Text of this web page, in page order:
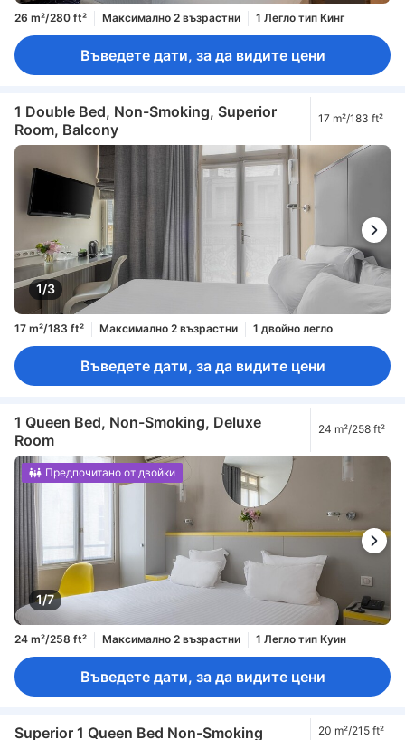
26 m²/280 ft² Максимално 2 възрастни 1 Легло тип Кинг
Въведете дати, за да видите цени
1 Double Bed, Non-Smoking, Superior
Room, Balcony
17 m²/183 ft²
1/3
17 m²/183 ft² Максимално 2 възрастни 1 двойно легло
Въведете дати, за да видите цени
1 Queen Bed, Non-Smoking, Deluxe
Room
24 m²/258 ft²
1/7
Предпочитано от двойки
24 m²/258 ft² Максимално 2 възрастни 1 Легло тип Куин
Въведете дати, за да видите цени
Superior 1 Queen Bed Non-Smoking 20 m²/215 ft²